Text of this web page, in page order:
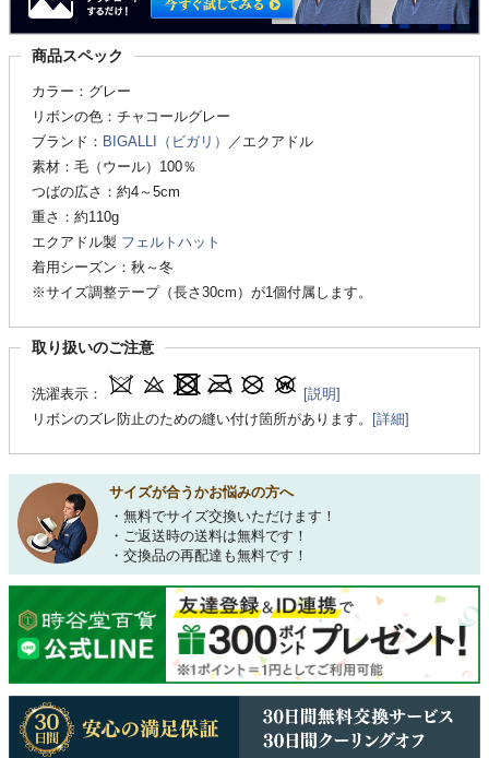
商品スペック
カラー：グレー
リボンの色：チャコールグレー
ブランド： BIGALLI（ビガリ）
／エクアドル
素材：毛（ウール）100％
つばの広さ：約4～5cm
重さ：約110g
エクアドル製 フェルトハット
着用シーズン：秋～冬
※サイズ調整テープ（長さ30cm）が1個付属します。
取り扱いのご注意
洗濯表示：
[説明]
リボンのズレ防止のための縫い付け箇所があります。
[詳細]
サイズが合うかお悩みの方へ
・無料でサイズ交換いただけます！
・ご返送時の送料は無料です！
・交換品の再配達も無料です！